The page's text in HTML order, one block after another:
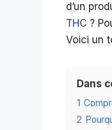
d’un
THC ?
Voici un
Dans
1
2